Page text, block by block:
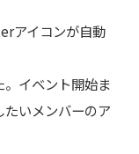
アイコンが自動
イベント開始ま
いメンバーのア